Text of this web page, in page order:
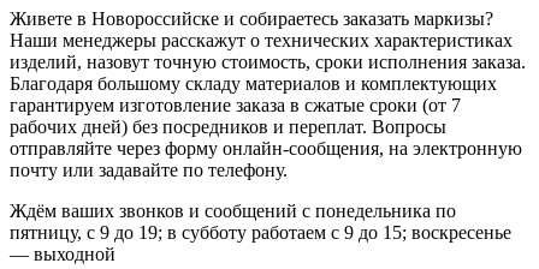
Живете в Новороссийске и собираетесь заказать маркизы?
Наши менеджеры расскажут о технических характеристиках
изделий, назовут точную стоимость, сроки исполнения заказа.
Благодаря большому складу материалов и комплектующих
гарантируем изготовление заказа в сжатые сроки (от 7
рабочих дней) без посредников и переплат. Вопросы
отправляйте через форму онлайн-сообщения, на электронную
почту или задавайте по телефону.
Ждём ваших звонков и сообщений с понедельника по
пятницу, с 9 до 19; в субботу работаем с 9 до 15; воскресенье
— выходной